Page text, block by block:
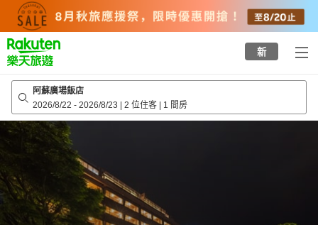
top
page
新
阿蘇廣場飯店
2026/8/22 - 2026/8/23 | 2 位住客 | 1 間房